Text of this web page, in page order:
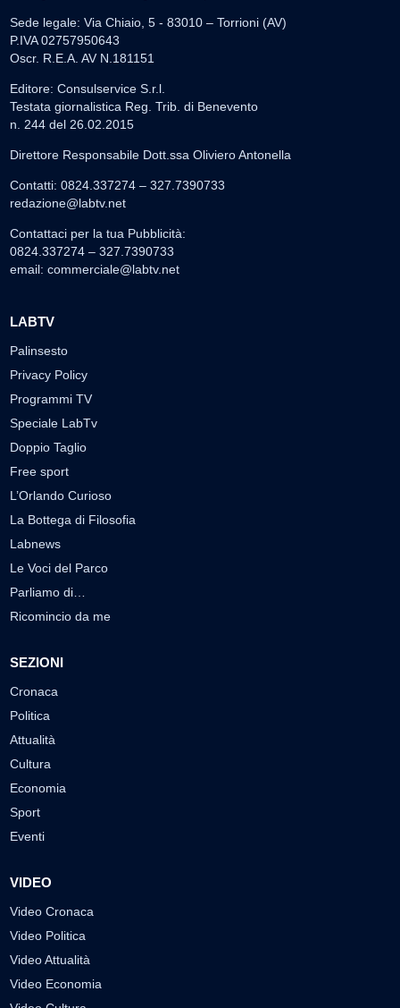
Sede legale: Via Chiaio, 5 - 83010 – Torrioni (AV)
P.IVA 02757950643
Oscr. R.E.A. AV N.181151
Editore: Consulservice S.r.l.
Testata giornalistica Reg. Trib. di Benevento
n. 244 del 26.02.2015
Direttore Responsabile Dott.ssa Oliviero Antonella
Contatti: 0824.337274 – 327.7390733
redazione@labtv.net
Contattaci per la tua Pubblicità:
0824.337274 – 327.7390733
email: commerciale@labtv.net
LABTV
Palinsesto
Privacy Policy
Programmi TV
Speciale LabTv
Doppio Taglio
Free sport
L’Orlando Curioso
La Bottega di Filosofia
Labnews
Le Voci del Parco
Parliamo di…
Ricomincio da me
SEZIONI
Cronaca
Politica
Attualità
Cultura
Economia
Sport
Eventi
VIDEO
Video Cronaca
Video Politica
Video Attualità
Video Economia